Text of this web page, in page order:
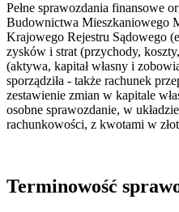
Pełne sprawozdania finansowe
Budownictwa Mieszkaniowego
Krajowego Rejestru Sądowego
zysków i strat (przychody,
(aktywa, kapitał własny i
sporządziła - także rachunek
zestawienie zmian w kapitale
osobne sprawozdanie, w
rachunkowości, z kwotami w
Terminowość